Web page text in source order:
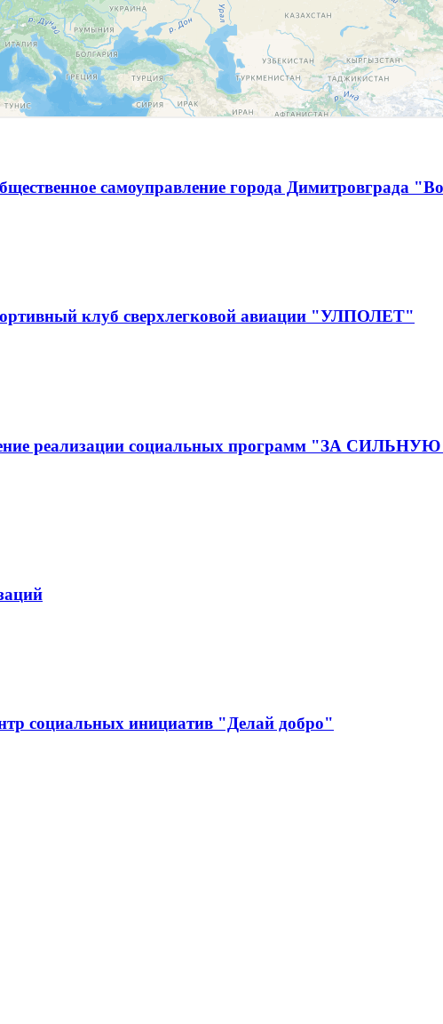
самоуправление города Димитровграда
клуб сверхлегковой авиации "УЛПОЛЕТ"
реализации социальных программ "ЗА
социальных инициатив "Делай добро"